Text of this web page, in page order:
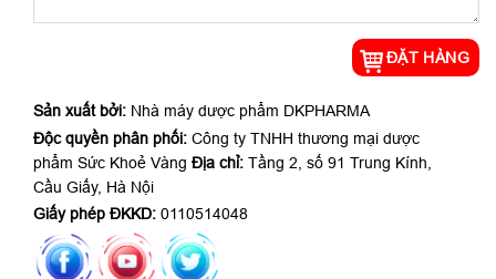
Sản xuất bởi: Nhà máy dược phẩm DKPHARMA
Độc quyền phân phối: Công ty TNHH thương mại dược
phẩm Sức Khoẻ Vàng Địa chỉ: Tầng 2, số 91 Trung Kính,
Cầu Giấy, Hà Nội
Giấy phép ĐKKD: 0110514048